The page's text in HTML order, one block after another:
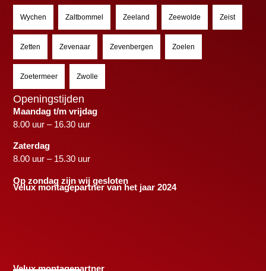
Wychen Zaltbommel Zeeland Zeewolde Zeist
Zetten Zevenaar Zevenbergen Zoelen
Zoetermeer Zwolle
Openingstijden
Maandag t/m vrijdag
8.00 uur – 16.30 uur
Zaterdag
8.00 uur – 15.30 uur
Op zondag zijn wij gesloten
Velux montagepartner van het jaar 2024
Velux montagepartner